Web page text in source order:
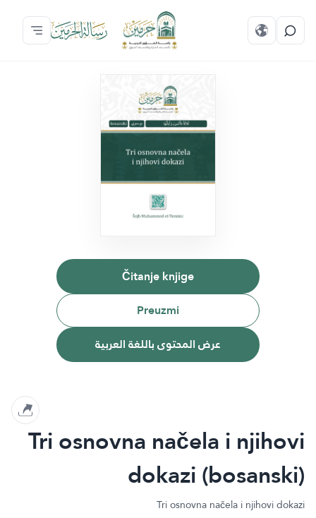
Čitanje knjige
Preuzmi
عرض المحتوى باللغة العربية
Tri osnovna načela i njihovi
dokazi (bosanski)
Tri osnovna načela i njihovi dokazi